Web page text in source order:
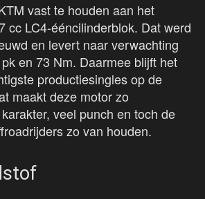
vast te houden aan het
cc LC4-ééncilinderblok. Dat werd
en levert naar verwachting
en 73 Nm. Daarmee blijft het
productiesingles op de
maakt deze motor zo
veel punch en toch de
zo van houden.